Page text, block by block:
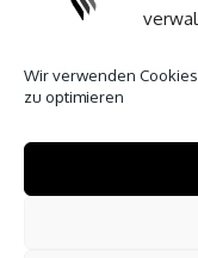
Wir verwenden
zu optimieren